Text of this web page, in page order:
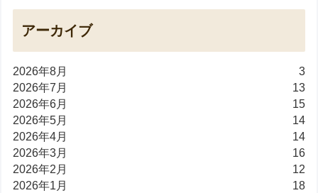
アーカイブ
2026年8月
3
2026年7月
13
2026年6月
15
2026年5月
14
2026年4月
14
2026年3月
16
2026年2月
12
2026年1月
18